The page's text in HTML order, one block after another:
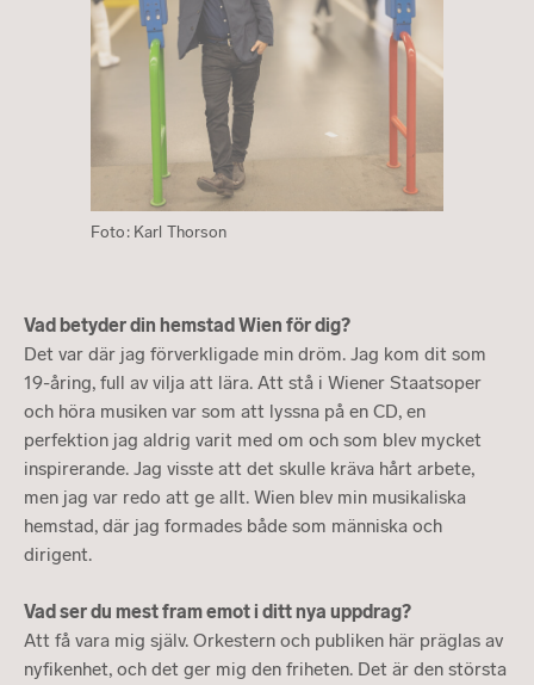
Foto: Karl Thorson
Vad betyder din hemstad Wien för dig?
Det var där jag förverkligade min dröm. Jag kom dit som
19-åring, full av vilja att lära. Att stå i Wiener Staatsoper
och höra musiken var som att lyssna på en CD, en
perfektion jag aldrig varit med om och som blev mycket
inspirerande. Jag visste att det skulle kräva hårt arbete,
men jag var redo att ge allt. Wien blev min musikaliska
hemstad, där jag formades både som människa och
dirigent.
Vad ser du mest fram emot i ditt nya uppdrag?
Att få vara mig själv. Orkestern och publiken här präglas av
nyfikenhet, och det ger mig den friheten. Det är den största